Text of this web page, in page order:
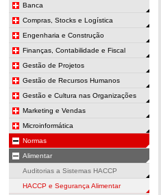
Banca
Compras, Stocks e Logística
Engenharia e Construção
Finanças, Contabilidade e Fiscal
Gestão de Projetos
Gestão de Recursos Humanos
Gestão e Cultura nas Organizações
Marketing e Vendas
Microinformática
Normas
Alimentar
Auditorias a Sistemas HACCP
HACCP e Segurança Alimentar